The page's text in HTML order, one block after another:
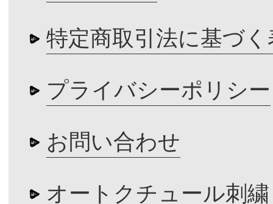
特定商取引法に基づく
プライバシーポリシー
お問い合わせ
オートクチュール刺